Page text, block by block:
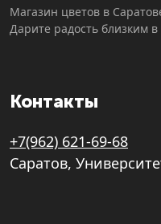
Магазин цветов в
Дарите радость близким
Контакты
+7(962) 621-69-68
Саратов,